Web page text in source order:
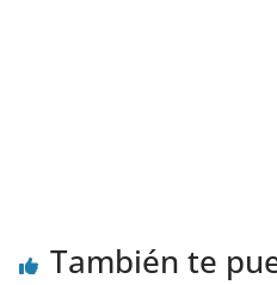
También te